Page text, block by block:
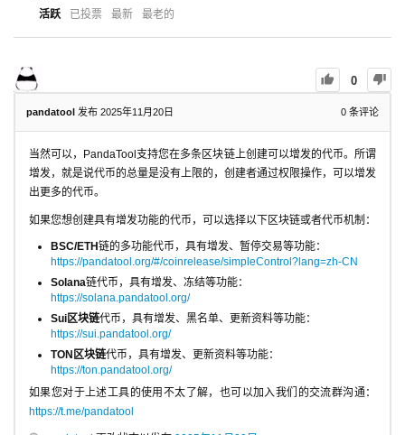
活跃 已投票 最新 最老的
0
pandatool 发布 2025年11月20日 0 条评论
当然可以，PandaTool支持您在多条区块链上创建可以增发的代币。所谓
增发，就是说代币的总量是没有上限的，创建者通过权限操作，可以增发
出更多的代币。
如果您想创建具有增发功能的代币，可以选择以下区块链或者代币机制：
BSC/ETH链的多功能代币，具有增发、暂停交易等功能：
https://pandatool.org/#/coinrelease/simpleControl?lang=zh-CN
Solana链代币，具有增发、冻结等功能：
https://solana.pandatool.org/
Sui区块链代币，具有增发、黑名单、更新资料等功能：
https://sui.pandatool.org/
TON区块链代币，具有增发、更新资料等功能：
https://ton.pandatool.org/
如果您对于上述工具的使用不太了解，也可以加入我们的交流群沟通：
https://t.me/pandatool